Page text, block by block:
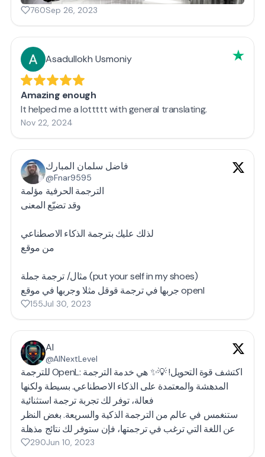
760Sep 26, 2023
Asadullokh Usmoniy
Amazing enough
It helped me a lottttt with general translating.
Nov 22, 2024
فاضل سلمان المبارك
@Fnar9595
الترجمة الحرفية مؤلمة
وقد تضيّع المعنى
لذلك عليك بترجمة الذكاء الاصطناعي
من موقع
مثال/ ترجمة جملة (put your self in my shoes)
جربها في ترجمة قوقل مثلا وجربها في موقع openl
155Jul 30, 2023
AI
@AINextLevel
للترجمة OpenL: اكتشف قوة التحويل! 💡✨ هي خدمة الترجمة
المدهشة والمعتمدة على الذكاء الاصطناعي. بسيطة ولكنها
فعالة، توفر لك تجربة ترجمة استثنائية
ستنغمس في عالم من الترجمة الذكية والسريعة. بغض النظر
290Jun 10, 2023